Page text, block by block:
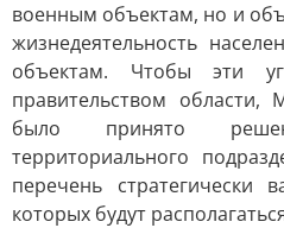
военным объектам, но и
жизнедеятельность
объектам. Чтобы эти
правительством области,
было принято
территориального
перечень стратегически
которых будут